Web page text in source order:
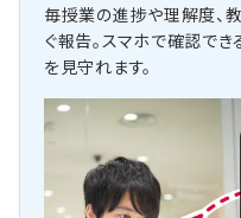
毎授業の進捗や理解度、
ぐ報告。スマホで確認で
を見守れます。